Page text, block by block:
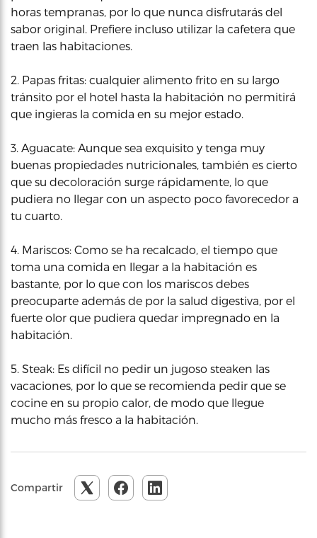
horas tempranas, por lo que nunca disfrutarás del
sabor original. Prefiere incluso utilizar la cafetera que
traen las habitaciones.
2. Papas fritas: cualquier alimento frito en su largo
tránsito por el hotel hasta la habitación no permitirá
que ingieras la comida en su mejor estado.
3. Aguacate: Aunque sea exquisito y tenga muy
buenas propiedades nutricionales, también es cierto
que su decoloración surge rápidamente, lo que
pudiera no llegar con un aspecto poco favorecedor a
tu cuarto.
4. Mariscos: Como se ha recalcado, el tiempo que
toma una comida en llegar a la habitación es
bastante, por lo que con los mariscos debes
preocuparte además de por la salud digestiva, por el
fuerte olor que pudiera quedar impregnado en la
habitación.
5. Steak: Es difícil no pedir un jugoso steaken las
vacaciones, por lo que se recomienda pedir que se
cocine en su propio calor, de modo que llegue
mucho más fresco a la habitación.
Compartir